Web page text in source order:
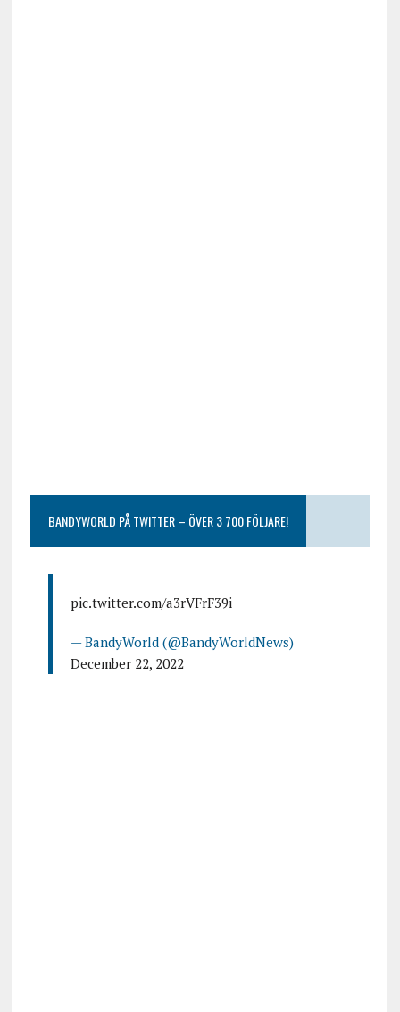
BANDYWORLD PÅ TWITTER – ÖVER 3 700 FÖLJARE!
pic.twitter.com/a3rVFrF39i
— BandyWorld (@BandyWorldNews)
December 22, 2022